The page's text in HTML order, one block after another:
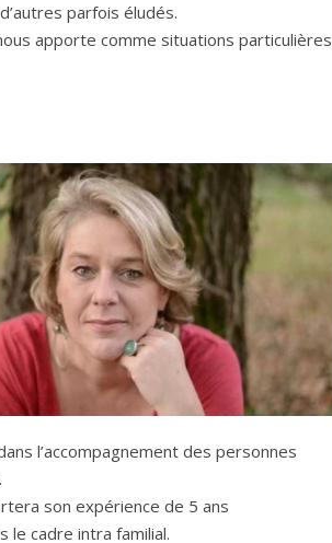
parfois éludés.
apporte comme situations particulières
l’accompagnement des personnes
son expérience de 5 ans
le cadre intra familial.